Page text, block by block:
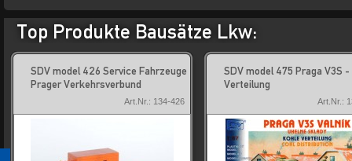
Top Produkte Bausätze Lkw:
SDV model 426 Service Fahrzeuge
Prager Verkehrsverbund
Art.Nr.: 134-426
SDV model 475 Praga V3S -
Verteilung
Art.Nr.: